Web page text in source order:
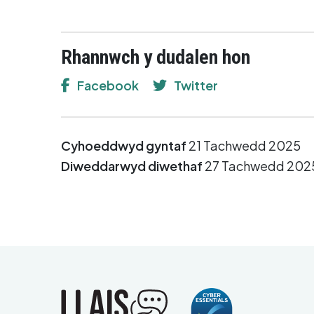
Rhannwch y dudalen hon
Facebook Twitter
Cyhoeddwyd gyntaf 21 Tachwedd 2025
Diweddarwyd diwethaf 27 Tachwedd